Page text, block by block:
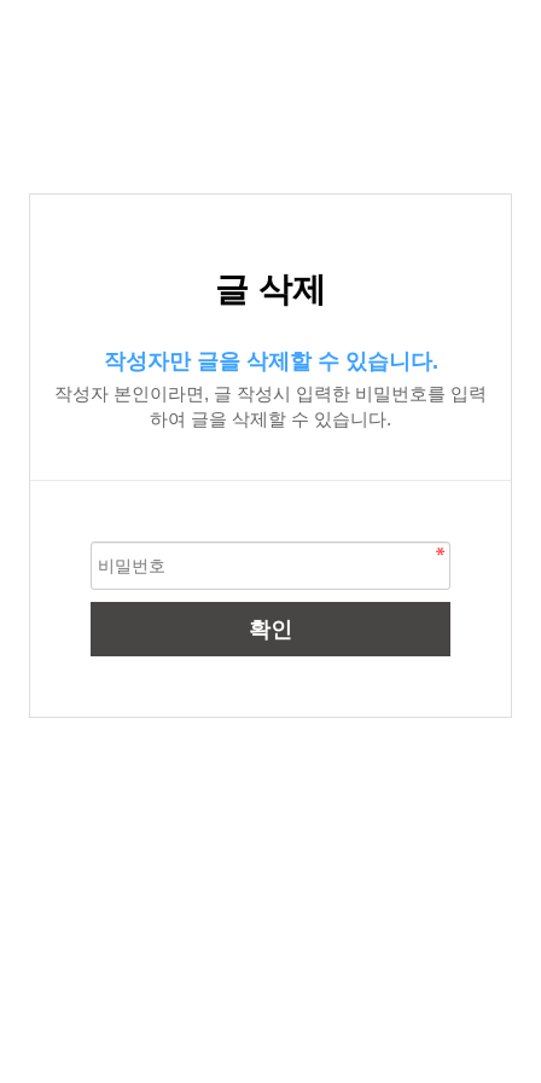
글 삭제
작성자만 글을 삭제할 수 있습니다.
작성자 본인이라면, 글 작성시 입력한 비밀번호를 입력
하여 글을 삭제할 수 있습니다.